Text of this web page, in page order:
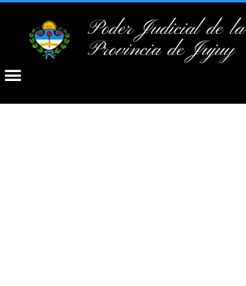
Poder Judicial de la
Provincia de Jujuy